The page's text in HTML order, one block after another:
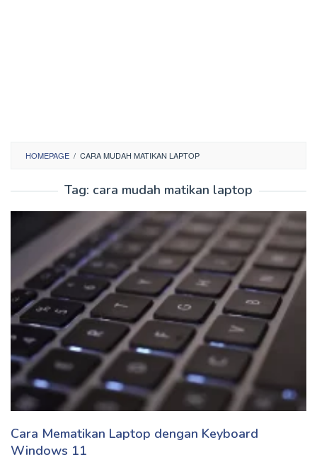
HOMEPAGE / CARA MUDAH MATIKAN LAPTOP
Tag: cara mudah matikan laptop
Cara Mematikan Laptop dengan Keyboard
Windows 11